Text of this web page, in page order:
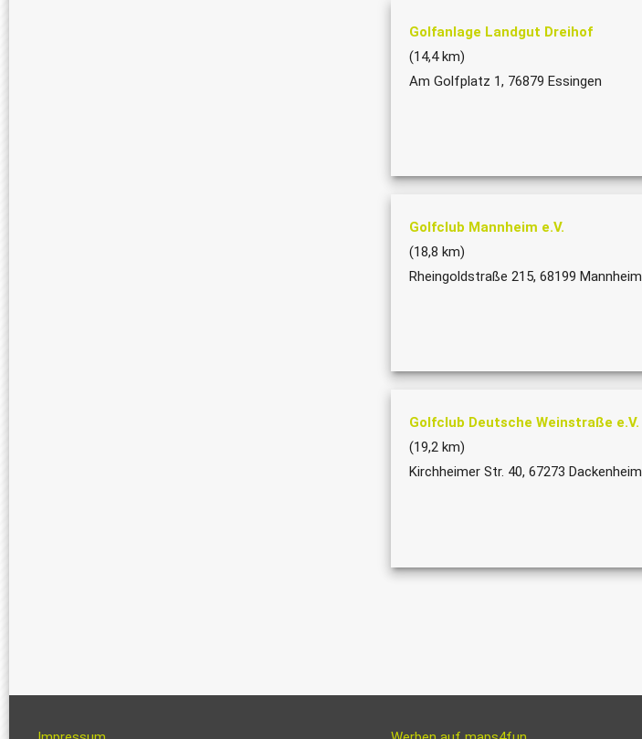
Golfanlage Landgut Dreihof
(14,4 km)
Am Golfplatz 1, 76879 Essingen
Golfclub Mannheim e.V.
(18,8 km)
Rheingoldstraße 215, 68199 Mannheim
Golfclub Deutsche Weinstraße e.V.
(19,2 km)
Kirchheimer Str. 40, 67273 Dackenheim